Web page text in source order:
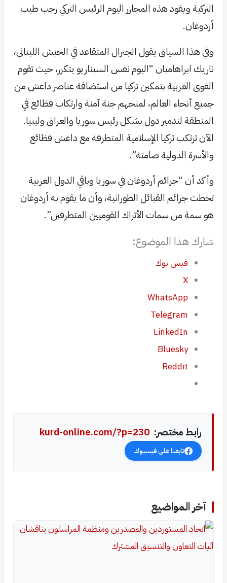
التركية ويقود هذه المجازر اليوم الرئيس التركي رجب طيب
أردوغان.
وفي هذا السياق يقول الجنرال المتقاعد في الجيش اللبناني،
ناريك ابراهاميان “اليوم نفس السيناريو يتكرر، حيث تقوم
القوى الغربية بتمكين تركيا من استضافة عناصر داعش من
جميع أنحاء العالم، لمنحهم جنة آمنة وارتكاب فظائع في
المنطقة لتدمير دول بشكل رئيس سوريا والعراق وليبيا.
الآن ترتكب تركيا الإسلامية المتطرفة مع داعش فظائع
والأسرة الدولية صامتة”.
وأكد أن “جرائم أردوغان في سوريا وباقي الدول العربية
تخطت جرائم القبائل الطورانية، وأن ما يقوم به أردوغان
هو سمة من سمات الأتراك القوميين المتطرفين”.
شارك هذا الموضوع:
فيس بوك
X
WhatsApp
Telegram
LinkedIn
Bluesky
Reddit
رابط مختصر: kurd-online.com/?p=230
تابعنا على فيسبوك
آخر المواضيع